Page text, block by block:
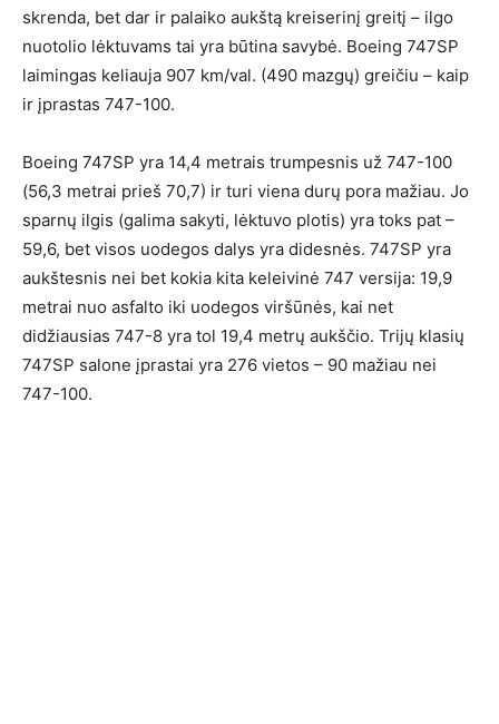
skrenda, bet dar ir palaiko aukštą kreiserinį greitį – ilgo
nuotolio lėktuvams tai yra būtina savybė. Boeing 747SP
laimingas keliauja 907 km/val. (490 mazgų) greičiu – kaip
ir įprastas 747-100.
Boeing 747SP yra 14,4 metrais trumpesnis už 747-100
(56,3 metrai prieš 70,7) ir turi viena durų pora mažiau. Jo
sparnų ilgis (galima sakyti, lėktuvo plotis) yra toks pat –
59,6, bet visos uodegos dalys yra didesnės. 747SP yra
aukštesnis nei bet kokia kita keleivinė 747 versija: 19,9
metrai nuo asfalto iki uodegos viršūnės, kai net
didžiausias 747-8 yra tol 19,4 metrų aukščio. Trijų klasių
747SP salone įprastai yra 276 vietos – 90 mažiau nei
747-100.